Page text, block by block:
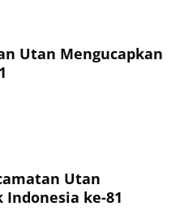
Utan Mengucapkan
Utan
ke-81